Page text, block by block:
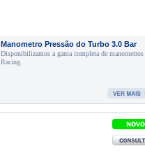
Manometro Pressão do Turbo 3.0 Bar
Disponibilizamos a gama completa de manometros
Racing.